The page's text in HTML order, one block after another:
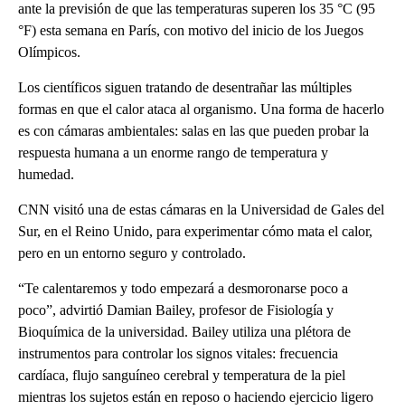
ante la previsión de que las temperaturas superen los 35 °C (95
°F) esta semana en París, con motivo del inicio de los Juegos
Olímpicos.
Los científicos siguen tratando de desentrañar las múltiples
formas en que el calor ataca al organismo. Una forma de hacerlo
es con cámaras ambientales: salas en las que pueden probar la
respuesta humana a un enorme rango de temperatura y
humedad.
CNN visitó una de estas cámaras en la Universidad de Gales del
Sur, en el Reino Unido, para experimentar cómo mata el calor,
pero en un entorno seguro y controlado.
“Te calentaremos y todo empezará a desmoronarse poco a
poco”, advirtió Damian Bailey, profesor de Fisiología y
Bioquímica de la universidad. Bailey utiliza una plétora de
instrumentos para controlar los signos vitales: frecuencia
cardíaca, flujo sanguíneo cerebral y temperatura de la piel
mientras los sujetos están en reposo o haciendo ejercicio ligero